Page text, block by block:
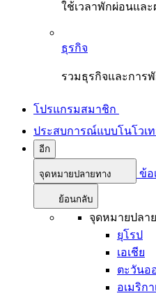
ใช้เวลาพักผ่อนแล
ธุรกิจ
รวมธุรกิจและการ
โปรแกรมสมาชิก
ประสบการณ์แบบโนโวเ
อีก
จุดหมายปลายทาง ข้อ
ย้อนกลับ
จุดหมายปลา
ยุโรป
เอเชีย
ตะวันอ
อเมริก